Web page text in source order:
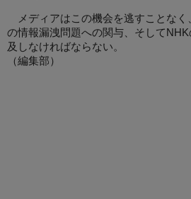
メディアはこの機会を逃すことなく
の情報漏洩問題への関与、そして
及しなければならない。
（編集部）